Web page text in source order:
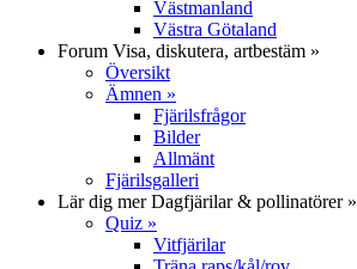
Västmanland
Västra Götaland
Forum Visa, diskutera, artbestäm »
Översikt
Ämnen »
Fjärilsfrågor
Bilder
Allmänt
Fjärilsgalleri
Lär dig merDagfjärilar & pollinatörer»
Quiz »
Vitfjärilar